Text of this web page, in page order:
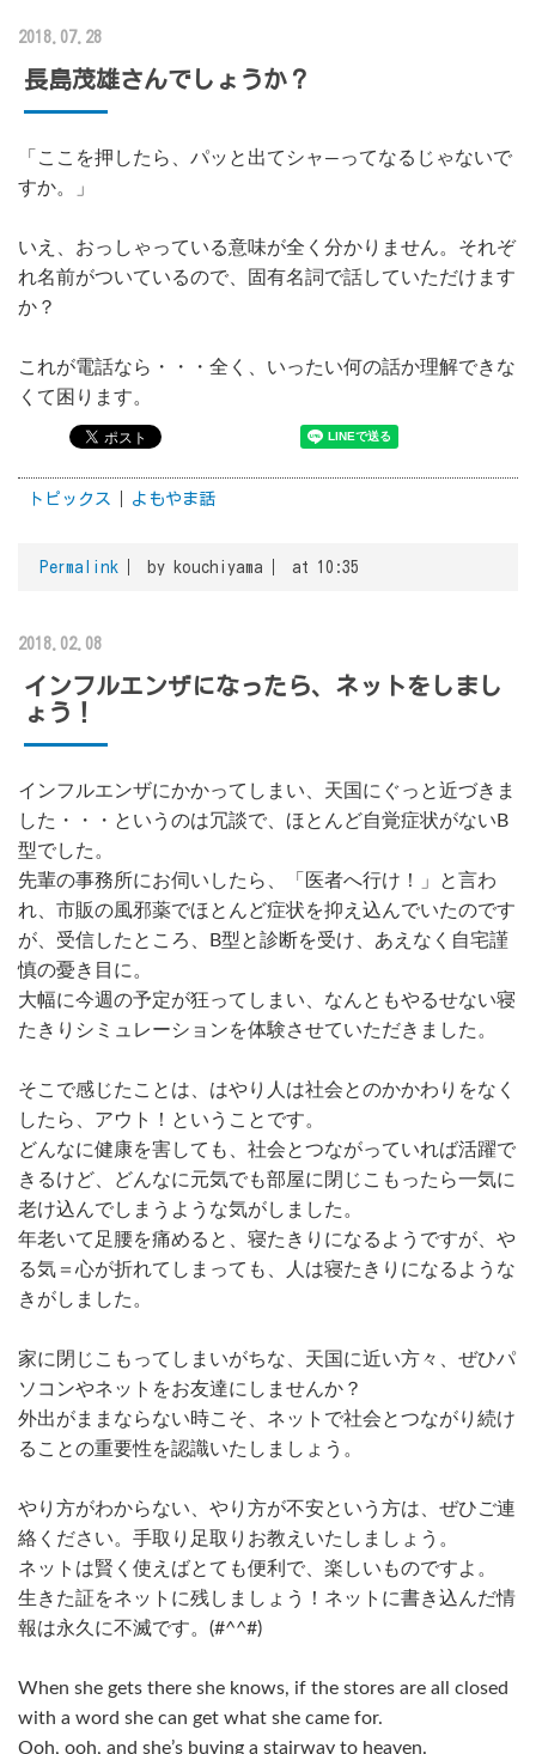
2018.07.28
長島茂雄さんでしょうか？
「ここを押したら、パッと出てシャ―ってなるじゃないで
すか。」
いえ、おっしゃっている意味が全く分かりません。それぞ
れ名前がついているので、固有名詞で話していただけます
か？
これが電話なら・・・全く、いったい何の話か理解できな
くて困ります。
トピックス よもやま話
Permalink by kouchiyama at 10:35
2018.02.08
インフルエンザになったら、ネットをしまし
ょう！
インフルエンザにかかってしまい、天国にぐっと近づきま
した・・・というのは冗談で、ほとんど自覚症状がないB
型でした。
先輩の事務所にお伺いしたら、「医者へ行け！」と言わ
れ、市販の風邪薬でほとんど症状を抑え込んでいたのです
が、受信したところ、B型と診断を受け、あえなく自宅謹
慎の憂き目に。
大幅に今週の予定が狂ってしまい、なんともやるせない寝
たきりシミュレーションを体験させていただきました。
そこで感じたことは、はやり人は社会とのかかわりをなく
したら、アウト！ということです。
どんなに健康を害しても、社会とつながっていれば活躍で
きるけど、どんなに元気でも部屋に閉じこもったら一気に
老け込んでしまうような気がしました。
年老いて足腰を痛めると、寝たきりになるようですが、や
る気＝心が折れてしまっても、人は寝たきりになるような
きがしました。
家に閉じこもってしまいがちな、天国に近い方々、ぜひパ
ソコンやネットをお友達にしませんか？
外出がままならない時こそ、ネットで社会とつながり続け
ることの重要性を認識いたしましょう。
やり方がわからない、やり方が不安という方は、ぜひご連
絡ください。手取り足取りお教えいたしましょう。
ネットは賢く使えばとても便利で、楽しいものですよ。
生きた証をネットに残しましょう！ネットに書き込んだ情
報は永久に不滅です。(#^^#)
When she gets there she knows, if the stores are all closed
with a word she can get what she came for.
Ooh, ooh, and she’s buying a stairway to heaven.